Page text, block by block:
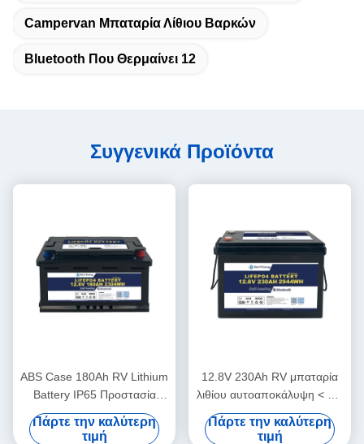
Campervan Μπαταρία Λίθιου Βαρκών
Bluetooth Που Θερμαίνει 12
Συγγενικά Προϊόντα
ABS Case 180Ah RV Lithium
Battery IP65 Προστασία
περιβλήματος 10V υπό
προστασία τάσης
Πάρτε την καλύτερη
τιμή
12.8V 230Ah RV μπαταρία
λιθίου αυτοαποκάλυψη < 3%
μηνιαία ABS περίπτωση
Πάρτε την καλύτερη
τιμή